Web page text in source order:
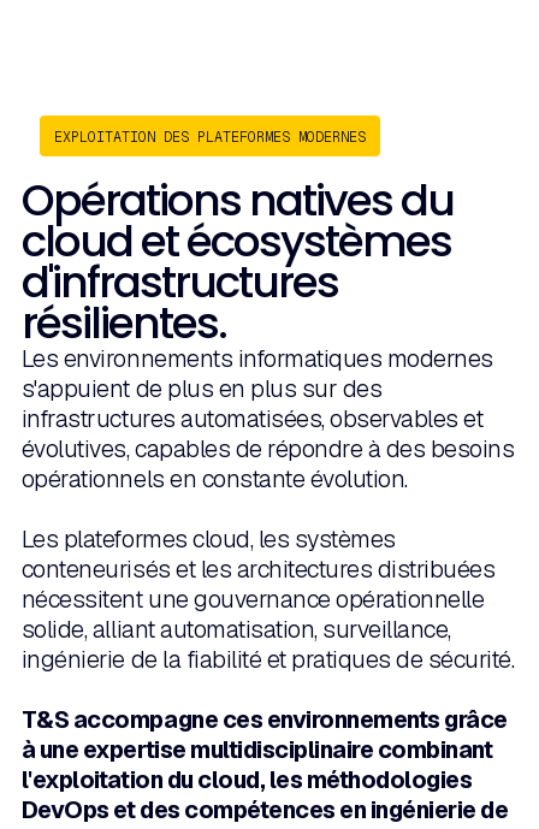
EXPLOITATION DES PLATEFORMES MODERNES
Opérations natives du
cloud et écosystèmes
d'infrastructures
résilientes.
Les environnements informatiques modernes
s'appuient de plus en plus sur des
infrastructures automatisées, observables et
évolutives, capables de répondre à des besoins
opérationnels en constante évolution.
Les plateformes cloud, les systèmes
conteneurisés et les architectures distribuées
nécessitent une gouvernance opérationnelle
solide, alliant automatisation, surveillance,
ingénierie de la fiabilité et pratiques de sécurité.
T&S accompagne ces environnements grâce
à une expertise multidisciplinaire combinant
l'exploitation du cloud, les méthodologies
DevOps et des compétences en ingénierie de